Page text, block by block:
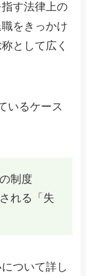
指す法律上の
をきっかけ
として広く
いるケース
制度
れる「失
ついて詳し